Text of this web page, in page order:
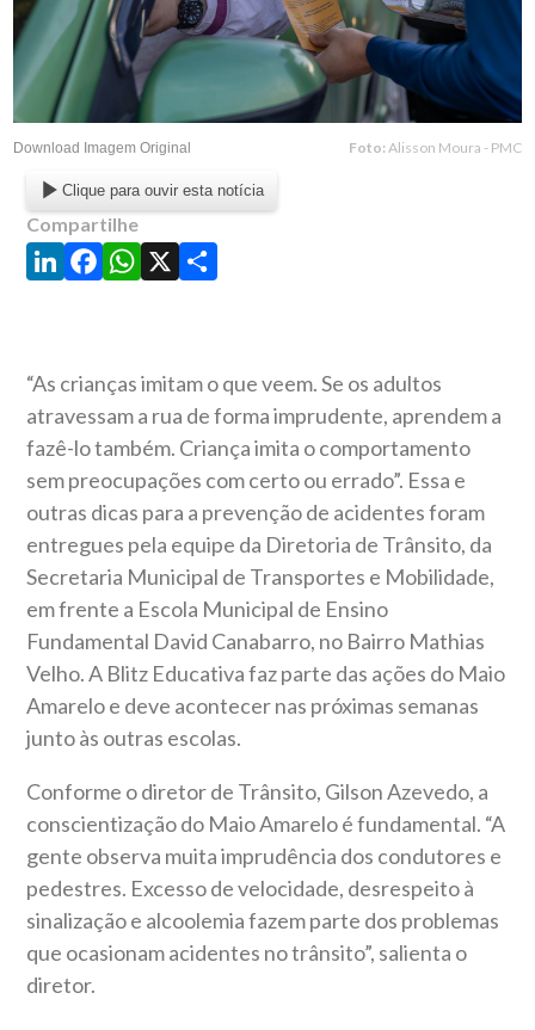
Download Imagem Original Foto: Alisson Moura - PMC
Clique para ouvir esta notícia
Compartilhe
LinkedIn
Facebook
WhatsApp
X Share
“As crianças imitam o que veem. Se os adultos
atravessam a rua de forma imprudente, aprendem a
fazê-lo também. Criança imita o comportamento
sem preocupações com certo ou errado”. Essa e
outras dicas para a prevenção de acidentes foram
entregues pela equipe da Diretoria de Trânsito, da
Secretaria Municipal de Transportes e Mobilidade,
em frente a Escola Municipal de Ensino
Fundamental David Canabarro, no Bairro Mathias
Velho. A Blitz Educativa faz parte das ações do Maio
Amarelo e deve acontecer nas próximas semanas
junto às outras escolas.
Conforme o diretor de Trânsito, Gilson Azevedo, a
conscientização do Maio Amarelo é fundamental. “A
gente observa muita imprudência dos condutores e
pedestres. Excesso de velocidade, desrespeito à
sinalização e alcoolemia fazem parte dos problemas
que ocasionam acidentes no trânsito”, salienta o
diretor.